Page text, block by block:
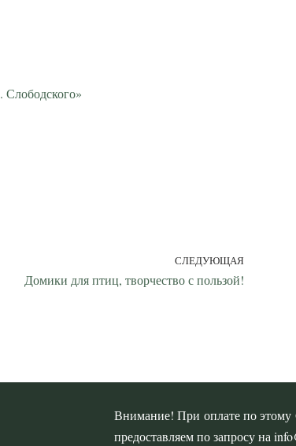
СЛЕДУЮЩАЯ
Домики для птиц, творчество с пользой!
Внимание! При оплате по этому
предоставляем по запросу на